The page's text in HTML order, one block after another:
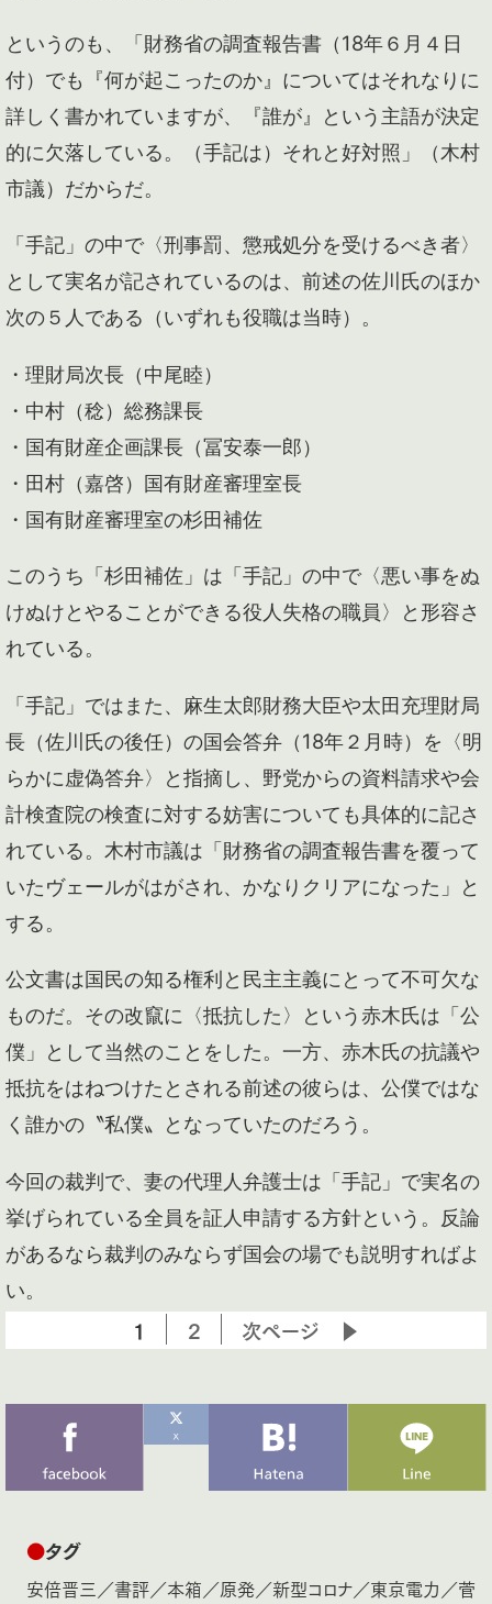
というのも、「財務省の調査報告書（18年６月４日
付）でも『何が起こったのか』についてはそれなりに
詳しく書かれていますが、『誰が』という主語が決定
的に欠落している。（手記は）それと好対照」（木村
市議）だからだ。
「手記」の中で〈刑事罰、懲戒処分を受けるべき者〉
として実名が記されているのは、前述の佐川氏のほか
次の５人である（いずれも役職は当時）。
・理財局次長（中尾睦）
・中村（稔）総務課長
・国有財産企画課長（冨安泰一郎）
・田村（嘉啓）国有財産審理室長
・国有財産審理室の杉田補佐
このうち「杉田補佐」は「手記」の中で〈悪い事をぬ
けぬけとやることができる役人失格の職員〉と形容さ
れている。
「手記」ではまた、麻生太郎財務大臣や太田充理財局
長（佐川氏の後任）の国会答弁（18年２月時）を〈明
らかに虚偽答弁〉と指摘し、野党からの資料請求や会
計検査院の検査に対する妨害についても具体的に記さ
れている。木村市議は「財務省の調査報告書を覆って
いたヴェールがはがされ、かなりクリアになった」と
する。
公文書は国民の知る権利と民主主義にとって不可欠な
ものだ。その改竄に〈抵抗した〉という赤木氏は「公
僕」として当然のことをした。一方、赤木氏の抗議や
抵抗をはねつけたとされる前述の彼らは、公僕ではな
く誰かの〝私僕〟となっていたのだろう。
今回の裁判で、妻の代理人弁護士は「手記」で実名の
挙げられている全員を証人申請する方針という。反論
があるなら裁判のみならず国会の場でも説明すればよ
い。
1 2 次ページ ▶
●タグ
安倍晋三／書評／本箱／原発／新型コロナ／東京電力／菅